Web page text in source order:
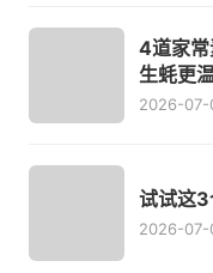
4道家常
生蚝更
2026-07-
试试这3
2026-07-